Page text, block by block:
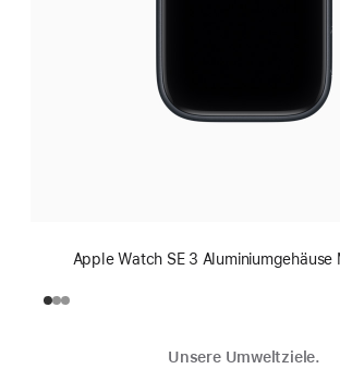
Apple Watch SE 3 Aluminiumgehäuse
Unsere Umweltziele.